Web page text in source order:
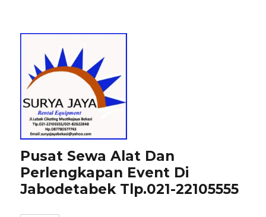
Pusat Sewa Alat Dan
Perlengkapan Event Di
Jabodetabek Tlp.021-22105555